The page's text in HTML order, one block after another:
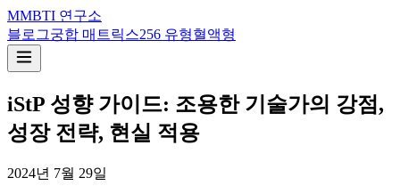
MMBTI 연구소
블로그궁합 매트릭스256 유형혈액형
iStP 성향 가이드: 조용한 기술가의 강점,
성장 전략, 현실 적용
2024년 7월 29일